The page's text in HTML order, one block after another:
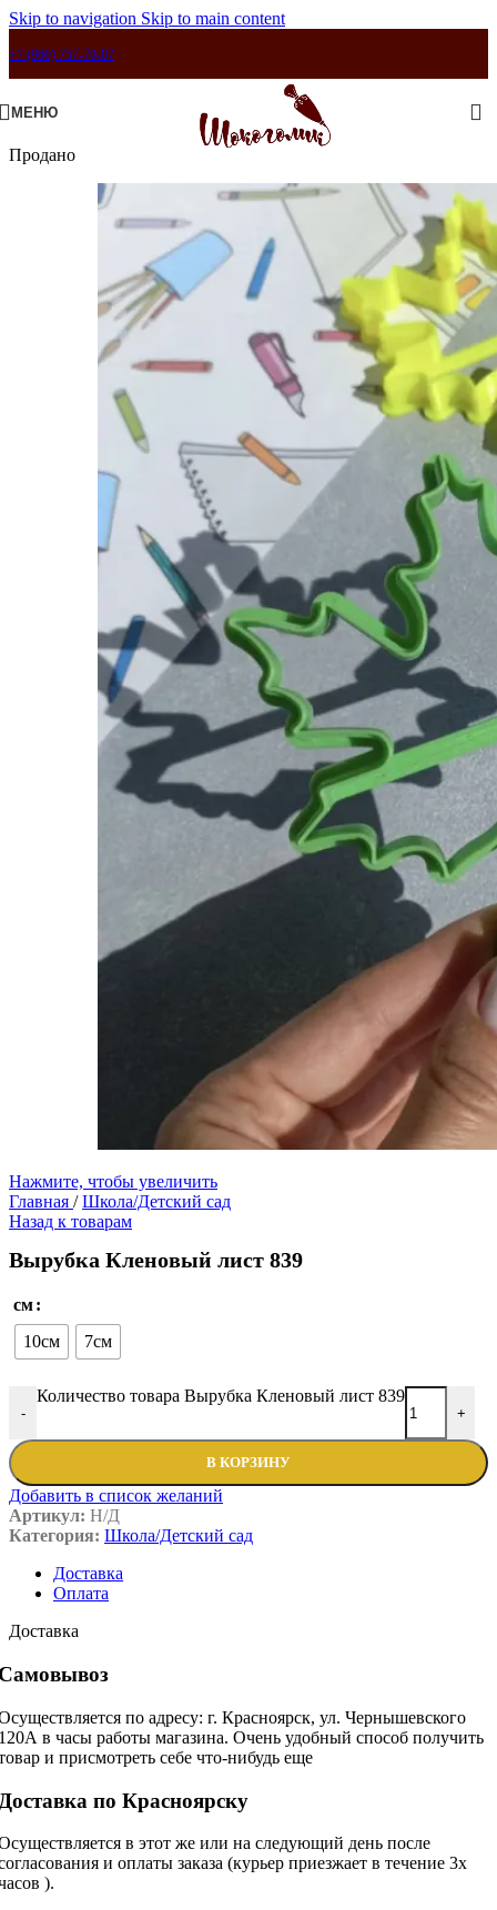
Skip to navigation Skip to main content
+7 (960) 757-70-07
МЕНЮ
Продано
Нажмите, чтобы увеличить
Главная / Школа/Детский сад
Назад к товарам
Вырубка Кленовый лист 839
см
10см
7см
-
Количество товара Вырубка Кленовый лист 839
+
В КОРЗИНУ
Добавить в список желаний
Артикул: Н/Д
Категория: Школа/Детский сад
Доставка
Оплата
Доставка
по адресу: г. Красноярск, ул. Чернышевского
в часы работы магазина. Очень удобный способ получить
и присмотреть себе что-нибудь еще
по Красноярску
в этот же или на следующий день после
и оплаты заказа (курьер приезжает в течение 3х
).